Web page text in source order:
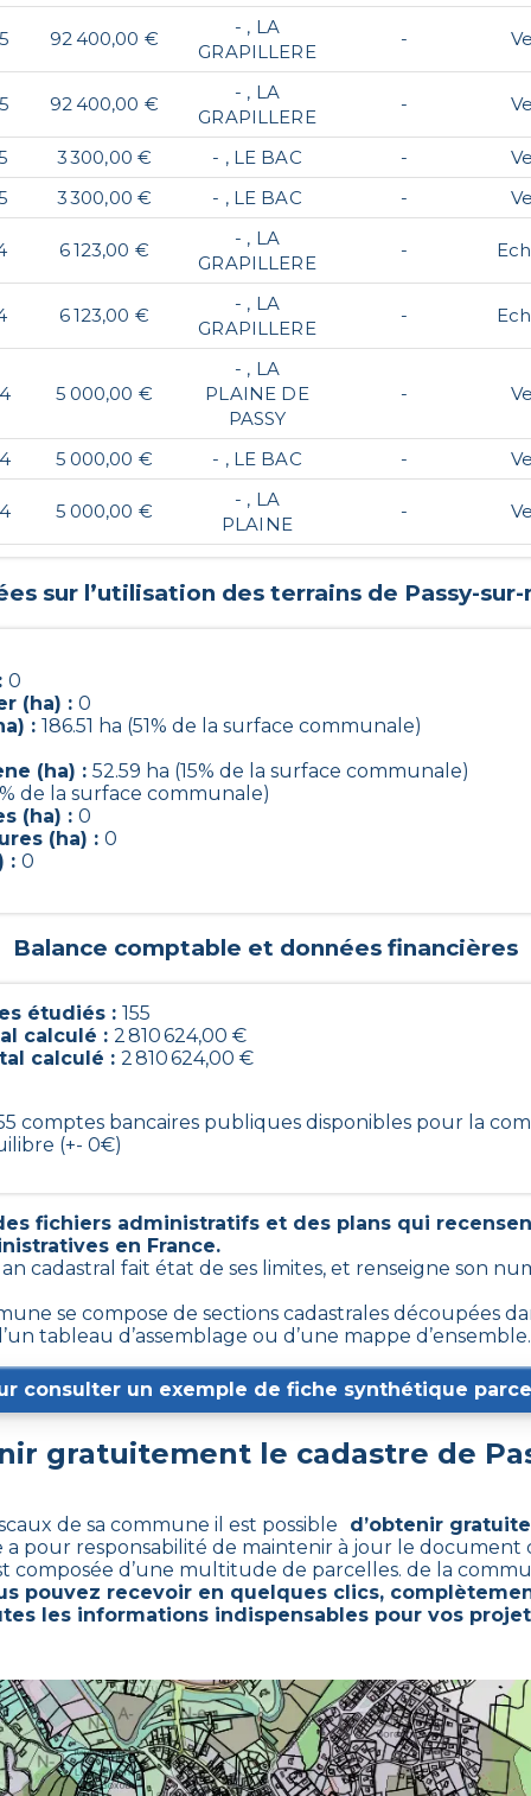
92 400,00 €
- , LA
GRAPILLERE
-
92 400,00 €
- , LA
GRAPILLERE
-
3 300,00 € - , LE BAC -
3 300,00 € - , LE BAC -
6 123,00 €
- , LA
GRAPILLERE
-
6 123,00 €
- , LA
GRAPILLERE
-
5 000,00 €
- , LA
PLAINE DE
PASSY
-
5 000,00 € - , LE BAC -
5 000,00 €
- , LA
PLAINE
-
sur l’utilisation des terrains de Passy-
0
(ha) : 0
: 186.51 ha (51% de la surface communale)
(ha) : 52.59 ha (15% de la surface communale)
de la surface communale)
(ha) : 0
(ha) : 0
: 0
Balance comptable et données financières
étudiés : 155
calculé : 2 810 624,00 €
calculé : 2 810 624,00 €
comptes bancaires publiques disponibles pour la
(+- 0€)
fichiers administratifs et des plans qui
en France.
cadastral fait état de ses limites, et renseigne son
se compose de sections cadastrales découpées
tableau d’assemblage ou d’une mappe d’ensemble.
consulter un exemple de fiche synthétique
gratuitement le cadastre de
de sa commune il est possible d’obtenir
a pour responsabilité de maintenir à jour le document
composée d’une multitude de parcelles. de la
pouvez recevoir en quelques clics,
les informations indispensables pour vos